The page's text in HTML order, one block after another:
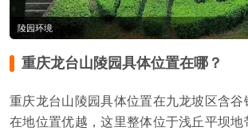
陵园环境
重庆龙台山陵园具体位置在哪？
重庆龙台山陵园具体位置在九龙坡区含
在地位置优越，这里整体位于浅丘平坝